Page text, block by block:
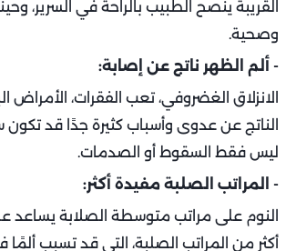
القريبة ينصح الطبيب بالراحة في السرير،
وصحية.
- ألم الظهر ناتج عن إصابة:
الانزلاق الغضروفي، تعب الفقرات، الأمراض
الناتج عن عدوى وأسباب كثيرة جدًا قد تكون
ليس فقط السقوط أو الصدمات.
- المراتب الصلبة مفيدة أكثر:
النوم على مراتب متوسطة الصلابة يساعد
أكثر من المراتب الصلبة، التي قد تسبب